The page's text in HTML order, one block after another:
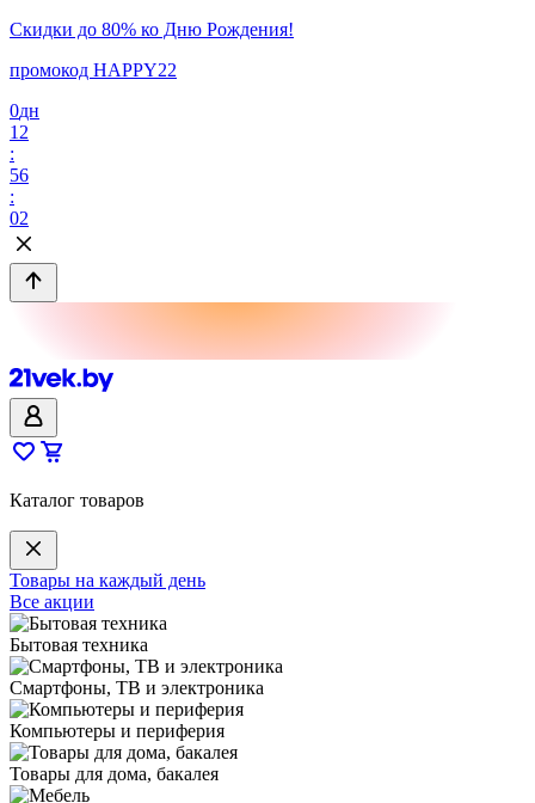
Скидки до 80% ко Дню Рождения!
промокод HAPPY22
0дн
12
:
56
:
02
Каталог товаров
Товары на каждый день
Все акции
Бытовая техника
Смартфоны, ТВ и электроника
Компьютеры и периферия
Товары для дома, бакалея